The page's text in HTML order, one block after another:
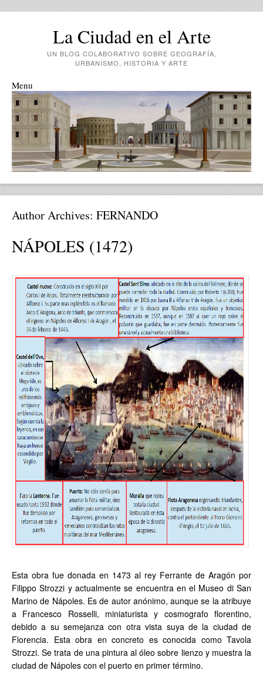
La Ciudad en el Arte
UN BLOG COLABORATIVO SOBRE GEOGRAFÍA,
URBANISMO, HISTORIA Y ARTE
Menu
Skip to content
Author Archives: FERNANDO
NÁPOLES (1472)
Esta obra fue donada en 1473 al rey Ferrante de Aragón por
Filippo Strozzi y actualmente se encuentra en el Museo di San
Marino de Nápoles. Es de autor anónimo, aunque se la atribuye
a Francesco Rosselli, miniaturista y cosmografo florentino,
debido a su semejanza con otra vista suya de la ciudad de
Florencia. Esta obra en concreto es conocida como Tavola
Strozzi. Se trata de una pintura al óleo sobre lienzo y muestra la
ciudad de Nápoles con el puerto en primer término.